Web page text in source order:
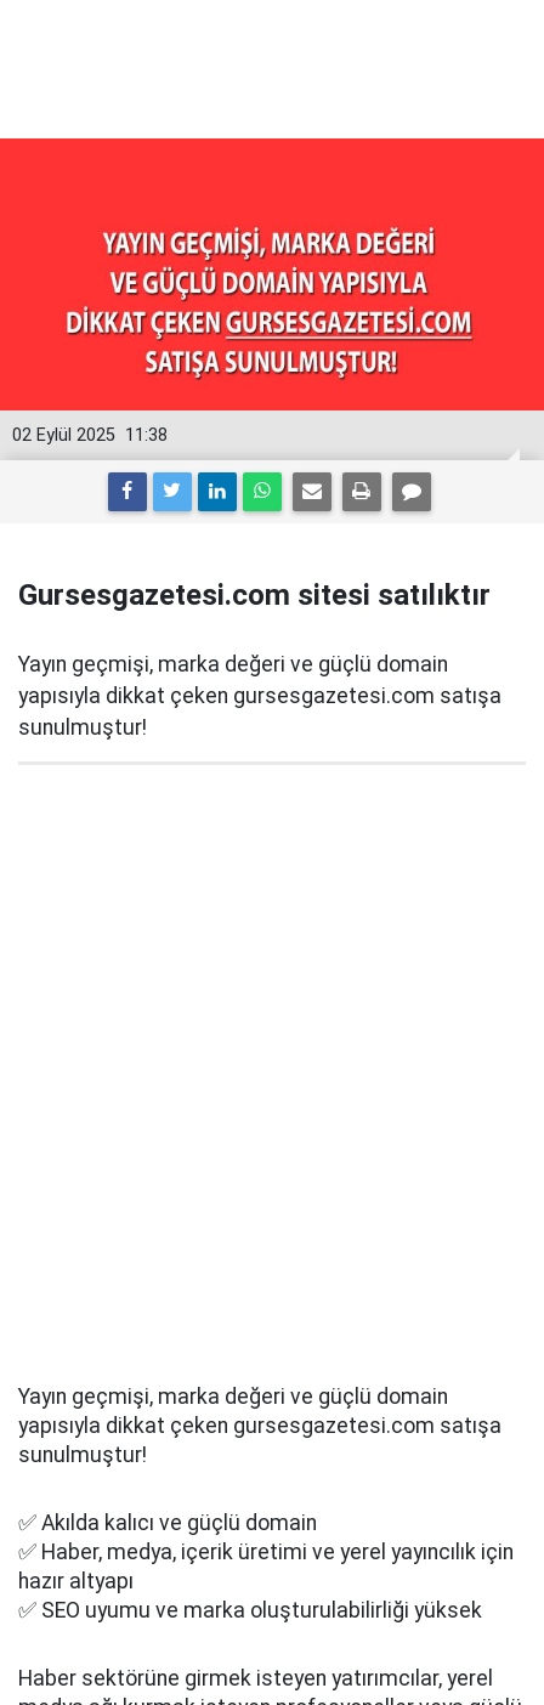
11:38
02 Eylül 2025
Gursesgazetesi.com sitesi satılıktır
Yayın geçmişi, marka değeri ve güçlü domain
yapısıyla dikkat çeken gursesgazetesi.com satışa
sunulmuştur!
Yayın geçmişi, marka değeri ve güçlü domain
yapısıyla dikkat çeken gursesgazetesi.com satışa
sunulmuştur!
✅ Akılda kalıcı ve güçlü domain
✅ Haber, medya, içerik üretimi ve yerel yayıncılık için
hazır altyapı
✅ SEO uyumu ve marka oluşturulabilirliği yüksek
Haber sektörüne girmek isteyen yatırımcılar, yerel